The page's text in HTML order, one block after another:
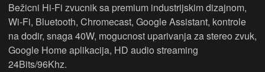
Bežicni Hi-Fi zvucnik sa premium industrijskim dizajnom,
Wi-Fi, Bluetooth, Chromecast, Google Assistant, kontrole
na dodir, snaga 40W, mogucnost uparivanja za stereo zvuk,
Google Home aplikacija, HD audio streaming
24Bits/96Khz.